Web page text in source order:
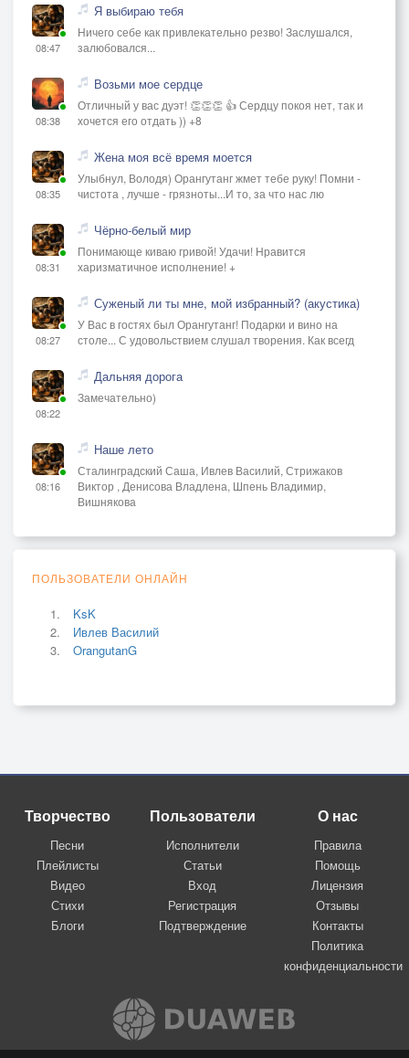
08:47
Я выбираю тебя
Ничего себе как привлекательно резво! Заслушался,
залюбовался...
08:38
Возьми мое сердце
Отличный у вас дуэт! 👏👏👏 👍 Сердцу покоя нет, так и
хочется его отдать )) +8
08:35
Жена моя всё время моется
Улыбнул, Володя) Орангутанг жмет тебе руку! Помни -
чистота , лучше - грязноты...И то, за что нас лю
08:31
Чёрно-белый мир
Понимающе киваю гривой! Удачи! Нравится
харизматичное исполнение! +
08:27
Суженый ли ты мне, мой избранный? (акустика)
У Вас в гостях был Орангутанг! Подарки и вино на
столе... С удовольствием слушал творения. Как всегд
08:22
Дальняя дорога
Замечательно)
08:16
Наше лето
Сталинградский Саша, Ивлев Василий, Стрижаков
Виктор , Денисова Владлена, Шпень Владимир,
Вишнякова
ПОЛЬЗОВАТЕЛИ ОНЛАЙН
KsK
Ивлев Василий
OrangutanG
Творчество
Песни
Плейлисты
Видео
Стихи
Блоги
Пользователи
Исполнители
Статьи
Вход
Регистрация
Подтверждение
О нас
Правила
Помощь
Лицензия
Отзывы
Контакты
Политика
конфиденциальности